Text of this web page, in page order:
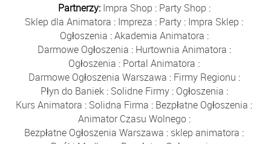
Partnerzy: Impra Shop : Party Shop :
Sklep dla Animatora : Impreza : Party : Impra Sklep :
Ogłoszenia :Akademia Animatora :
Darmowe Ogłoszenia : Hurtownia Animatora :
Ogłoszenia : Portal Animatora :
Darmowe Ogłoszenia Warszawa : Firmy Regionu :
Płyn do Baniek: Solidne Firmy: Ogłoszenia :
Kurs Animatora : Solidna Firma : Bezpłatne Ogłoszenia :
Animator Czasu Wolnego:
Bezpłatne Ogłoszenia Warszawa : sklep animatora :